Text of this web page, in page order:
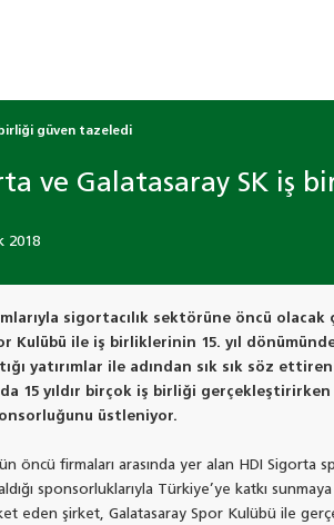
güven tazeledi
ve Galatasaray SK iş
2018
sigortacılık sektörüne öncü
Kulübü ile iş birliklerinin 15. yıl
yatırımlar ile adından sık sık söz
15 yıldır birçok iş birliği
üstleniyor.
öncü firmaları arasında yer alan HDI Sigorta
sponsorluklarıyla Türkiye’ye katkı
eden şirket, Galatasaray Spor Kulübü ile